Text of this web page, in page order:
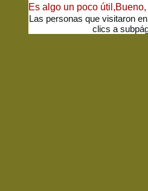
Es algo un poco
Las personas que visitaron
clics a